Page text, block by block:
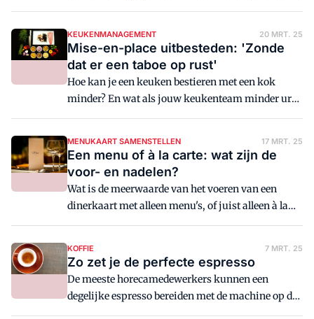
restaurant Ethica in Den Haag, deelt zijn inzichten
tempé naar een hoger niveau te tillen.
KEUKENMANAGEMENT 20 MRT. 25
Mise-en-place uitbesteden: 'Zonde
dat er een taboe op rust'
Hoe kan je een keuken bestieren met een kok
minder? En wat als jouw keukenteam minder uren
wil draaien, maar je door personeelstekort geen
horecaondernemers is het interessant om uit te
zoeken hoe rendabel het is om de mise-en-place
deels uit te besteden. 'Ik noem het zelf koken met
een beetje assistentie', aldus chef Ron
MENUKAART SAMENSTELLEN 17 MRT. 25
Een menu of à la carte: wat zijn de
voor- en nadelen?
Wat is de meerwaarde van het voeren van een
dinerkaart met alleen menu's, of juist alleen à la
carte? Misset Horeca zet het voor je op een rij.
KOFFIE 7 MRT. 25
Zo zet je de perfecte espresso
De meeste horecamedewerkers kunnen een
degelijke espresso bereiden met de machine op de
bar. Maar kunnen ze ook een echt goede espresso